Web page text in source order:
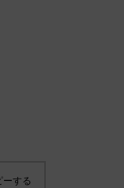
ーする